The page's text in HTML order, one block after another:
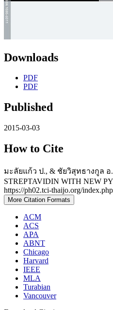
Downloads
PDF
PDF
Published
2015-03-03
How to Cite
มะลัยแก้ว ป., & ชัยวิสุทธางกูล
STREPTAVIDIN WITH NEW
https://ph02.tci-thaijo.org/
More Citation Formats
ACM
ACS
APA
ABNT
Chicago
Harvard
IEEE
MLA
Turabian
Vancouver